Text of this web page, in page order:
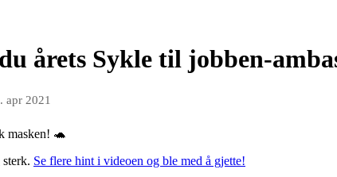
årets Sykle til jobben-
apr 2021
masken! 🐢
Se flere hint i videoen og ble med å gjette!